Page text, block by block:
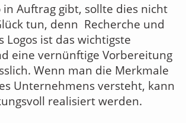
in Auftrag gibt, sollte dies nicht
tun, denn Recherche und
Logos ist das wichtigste
eine vernünftige Vorbereitung
Wenn man die Merkmale
Unternehmens versteht, kann
realisiert werden.